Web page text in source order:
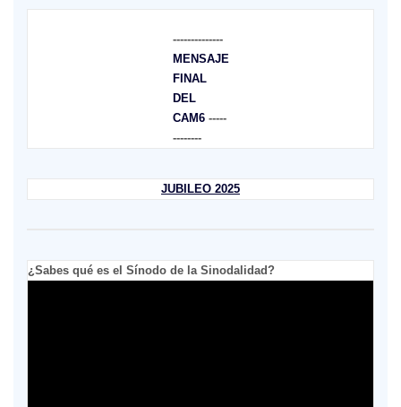
--------------
MENSAJE
FINAL
DEL
CAM6-----
--------
JUBILEO 2025
¿Sabes qué es el Sínodo de la Sinodalidad?